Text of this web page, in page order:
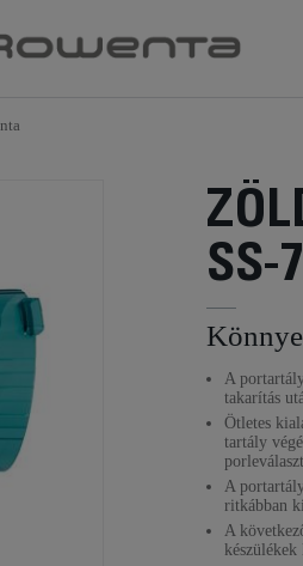
SS-
A
takarítás
Ötletes
tartály
A
ritkábban
A